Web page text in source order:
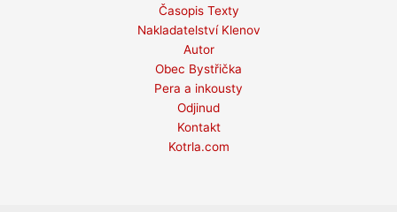
Časopis Texty
Nakladatelství Klenov
Autor
Obec Bystřička
Pera a inkousty
Odjinud
Kontakt
Kotrla.com